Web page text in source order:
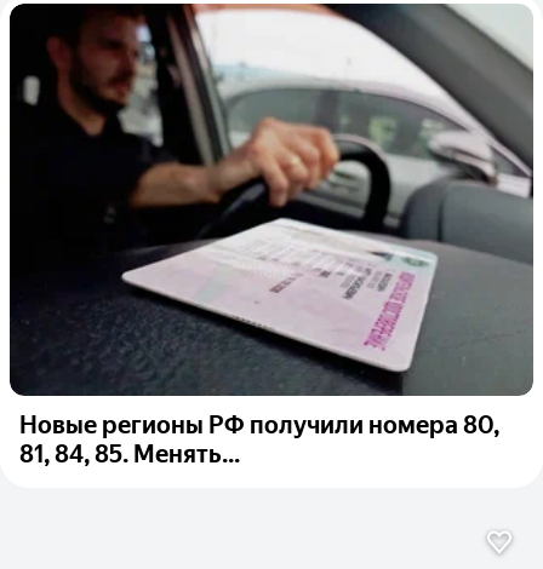
Новые регионы РФ получили номера 80,
81, 84, 85. Менять...